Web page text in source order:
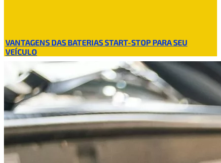
VANTAGENS DAS BATERIAS START-STOP PARA SEU
VEÍCULO